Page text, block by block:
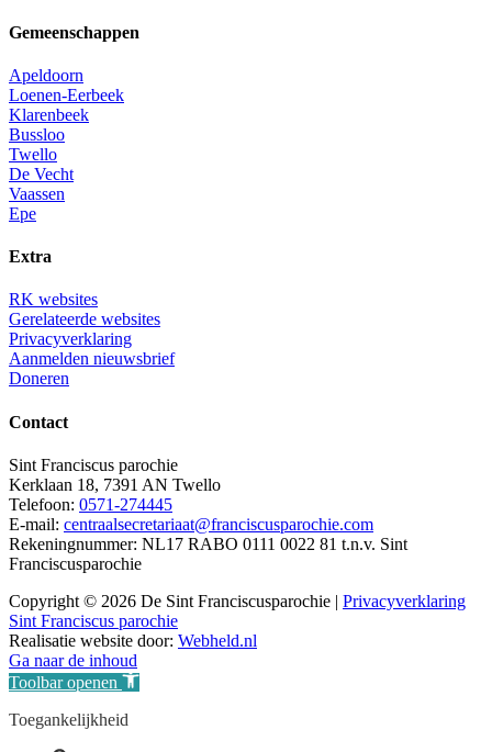
Gemeenschappen
Apeldoorn
Loenen-Eerbeek
Klarenbeek
Bussloo
Twello
De Vecht
Vaassen
Epe
Extra
RK websites
Gerelateerde websites
Privacyverklaring
Aanmelden nieuwsbrief
Doneren
Contact
Sint Franciscus parochie
Kerklaan 18, 7391 AN Twello
Telefoon: 0571-274445
E-mail: centraalsecretariaat@franciscusparochie.com
Rekeningnummer: NL17 RABO 0111 0022 81 t.n.v. Sint
Franciscusparochie
Copyright © 2026 De Sint Franciscusparochie | Privacyverklaring
Sint Franciscus parochie
Realisatie website door: Webheld.nl
Ga naar de inhoud
Toolbar openen
Toegankelijkheid